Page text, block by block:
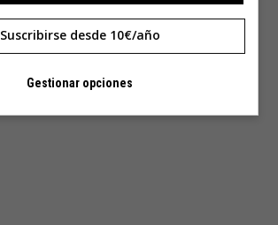
Suscribirse desde 10€/año
Gestionar opciones